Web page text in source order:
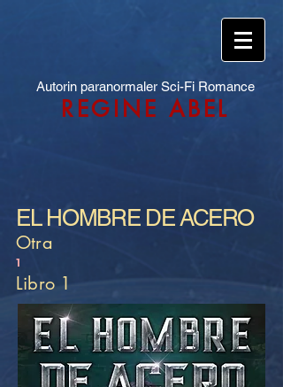
Autorin paranormaler Sci-Fi Romance
REGINE ABEL
EL HOMBRE DE ACERO
Otra
1
Libro 1